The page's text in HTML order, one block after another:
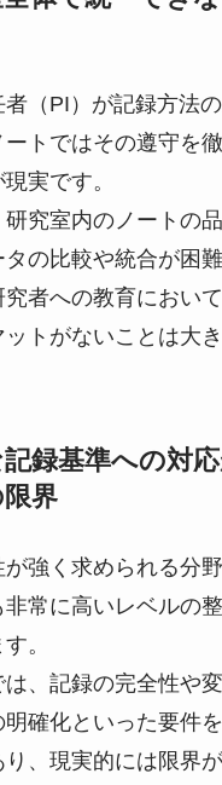
（PI）が記録方法
トではその遵守を
実です。
究室内のノートの
の比較や統合が困難
者への教育におい
トがないことは大
録基準への対
界
が強く求められる分
常に高いレベルの
。
、記録の完全性や
確化といった要件
、現実的には限界が